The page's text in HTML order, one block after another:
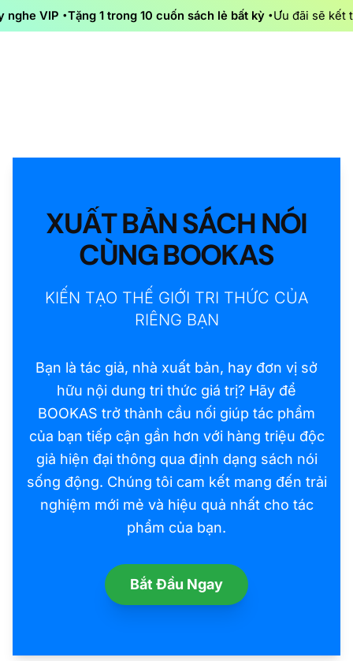
Skip
to
nghe VIP Tặng 1 trong 10 cuốn sách lẻ bất kỳ Ưu đãi sẽ kết
Tải app 0 ₫
XUẤT BẢN SÁCH NÓI
CÙNG BOOKAS
KIẾN TẠO THẾ GIỚI TRI THỨC CỦA
RIÊNG BẠN
Bạn là tác giả, nhà xuất bản, hay đơn vị sở
hữu nội dung tri thức giá trị? Hãy để
BOOKAS trở thành cầu nối giúp tác phẩm
của bạn tiếp cận gần hơn với hàng triệu độc
giả hiện đại thông qua định dạng sách nói
sống động. Chúng tôi cam kết mang đến trải
nghiệm mới mẻ và hiệu quả nhất cho tác
phẩm của bạn.
Bắt Đầu Ngay